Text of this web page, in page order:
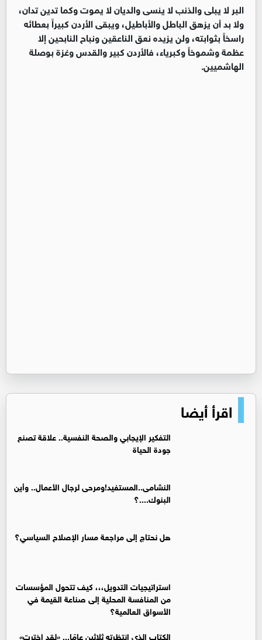
البر لا يبلى والذنب لا ينسى والديان لا يموت وكما تدين تدان،
ولا بد أن يزهق الباطل والأباطيل، ويبقى الأردن كبيراً بعطائه
راسخاً بثوابته، ولن يزيده نعق الناعقين ونباح النابحين إلا
عظمة وشموخاً وكبرياء، فالأردن كبير والقدس وغزة بوصلة
الهاشميين.
اقرأ أيضا
التفكير الإيجابي والصحة النفسية.. علاقة تصنع
جودة الحياة
النشامى..المستفيد!ومرحى لرجال الأعمال.. وأين
البنوك....؟
هل نحتاج إلى مراجعة مسار الإصلاح السياسي؟
استراتيجيات التدويل،،، كيف تتحول المؤسسات
من المنافسة المحلية إلى صناعة القيمة في
الأسواق العالمية؟
الكتاب الذي انتظرته ثلاثين عامًا... «لقد اخترت»